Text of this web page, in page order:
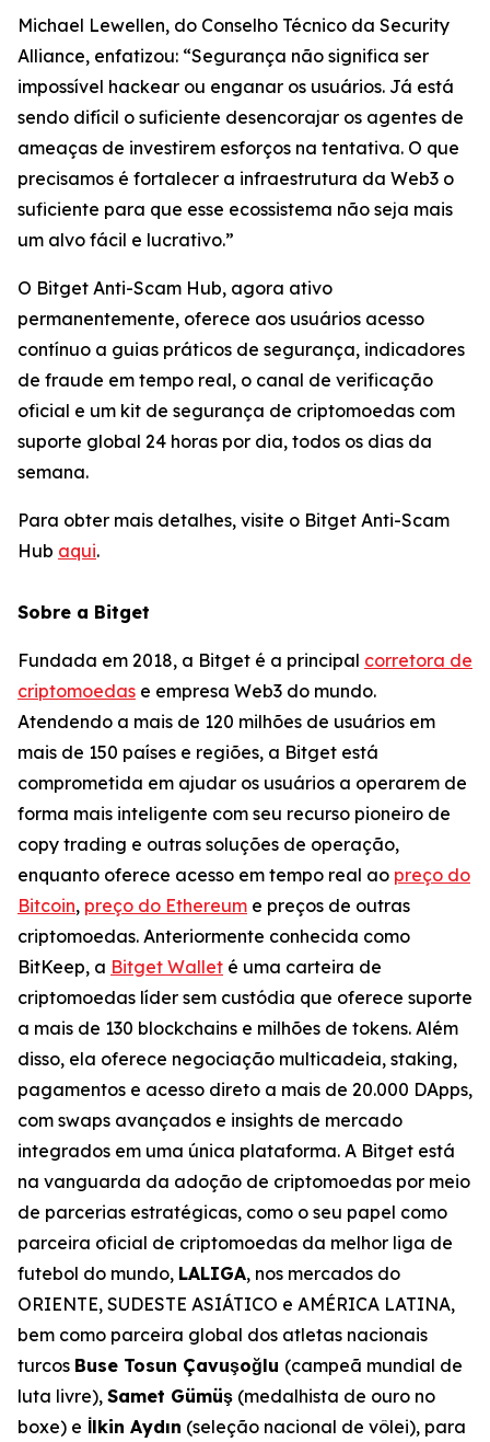
Michael Lewellen, do Conselho Técnico da Security
Alliance, enfatizou: “Segurança não significa ser
impossível hackear ou enganar os usuários. Já está
sendo difícil o suficiente desencorajar os agentes de
ameaças de investirem esforços na tentativa. O que
precisamos é fortalecer a infraestrutura da Web3 o
suficiente para que esse ecossistema não seja mais
um alvo fácil e lucrativo.”
O Bitget Anti-Scam Hub, agora ativo
permanentemente, oferece aos usuários acesso
contínuo a guias práticos de segurança, indicadores
de fraude em tempo real, o canal de verificação
oficial e um kit de segurança de criptomoedas com
suporte global 24 horas por dia, todos os dias da
semana.
Para obter mais detalhes, visite o Bitget Anti-Scam
Hub aqui.
Sobre a Bitget
Fundada em 2018, a Bitget é a principal corretora de
criptomoedas e empresa Web3 do mundo.
Atendendo a mais de 120 milhões de usuários em
mais de 150 países e regiões, a Bitget está
comprometida em ajudar os usuários a operarem de
forma mais inteligente com seu recurso pioneiro de
copy trading e outras soluções de operação,
enquanto oferece acesso em tempo real ao preço do
Bitcoin, preço do Ethereum e preços de outras
criptomoedas. Anteriormente conhecida como
BitKeep, a Bitget Wallet é uma carteira de
criptomoedas líder sem custódia que oferece suporte
a mais de 130 blockchains e milhões de tokens. Além
disso, ela oferece negociação multicadeia, staking,
pagamentos e acesso direto a mais de 20.000 DApps,
com swaps avançados e insights de mercado
integrados em uma única plataforma. A Bitget está
na vanguarda da adoção de criptomoedas por meio
de parcerias estratégicas, como o seu papel como
parceira oficial de criptomoedas da melhor liga de
futebol do mundo, LALIGA, nos mercados do
ORIENTE, SUDESTE ASIÁTICO e AMÉRICA LATINA,
bem como parceira global dos atletas nacionais
turcos Buse Tosun Çavuşoğlu (campeã mundial de
luta livre), Samet Gümüş (medalhista de ouro no
boxe) e İlkin Aydın (seleção nacional de vôlei), para